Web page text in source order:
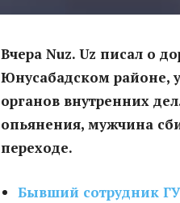
Вчера Nuz. Uz писал о
Юнусабадском районе,
органов внутренних
опьянения, мужчина
переходе.
Бывший сотрудник